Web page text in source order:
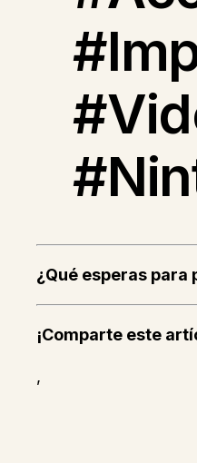
¿Qué esperas para
¡Comparte este
,